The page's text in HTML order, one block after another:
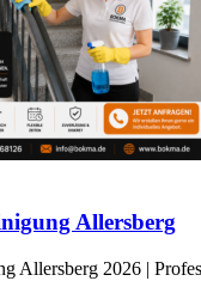
Allersberg
Allersberg 2026 |